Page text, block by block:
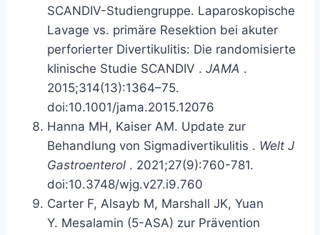
SCANDIV-Studiengruppe. Laparoskopische
Lavage vs. primäre Resektion bei akuter
perforierter Divertikulitis: Die randomisierte
klinische Studie SCANDIV . JAMA .
2015;314(13):1364–75.
doi:10.1001/jama.2015.12076
Hanna MH, Kaiser AM. Update zur
Behandlung von Sigmadivertikulitis . Welt J
Gastroenterol . 2021;27(9):760-781.
doi:10.3748/wjg.v27.i9.760
Carter F, Alsayb M, Marshall JK, Yuan
Y. Mesalamin (5-ASA) zur Prävention